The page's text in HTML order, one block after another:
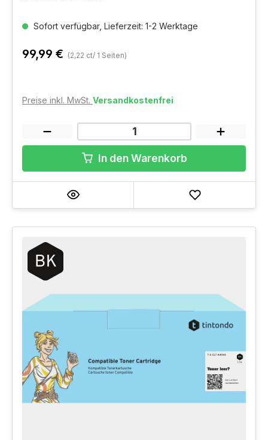
Sofort verfügbar, Lieferzeit: 1-2 Werktage
99,99 € (2,22 ct/ 1 Seiten)
Preise inkl. MwSt. Versandkostenfrei
In den Warenkorb